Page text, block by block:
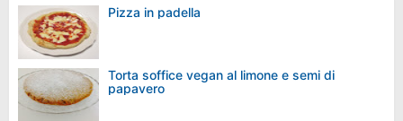
Pizza in padella
Torta soffice vegan al limone e semi di
papavero